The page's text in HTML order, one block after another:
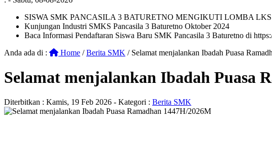
SISWA SMK PANCASILA 3 BATURETNO MENGIKUTI LOMBA
Kunjungan Industri SMKS Pancasila 3 Baturetno Oktober 2024
Baca Informasi Pendaftaran Siswa Baru SMK Pancasila 3 Baturetno di
Anda ada di :
Home /Berita SMK / Selamat menjalankan Ibadah Puasa
Selamat menjalankan Ibadah Puasa
Diterbitkan : Kamis, 19 Feb 2026 - Kategori : Berita SMK